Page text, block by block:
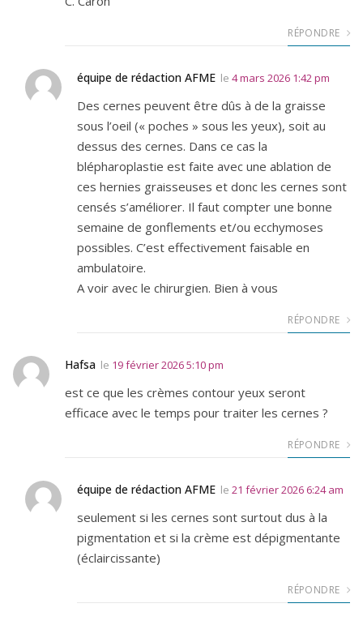
RÉPONDRE
équipe de rédaction AFME le 4 mars 2026 1:42 pm
Des cernes peuvent être dûs à de la graisse
sous l’oeil (« poches » sous les yeux), soit au
dessus des cernes. Dans ce cas la
blépharoplastie est faite avec une ablation de
ces hernies graisseuses et donc les cernes sont
censés s’améliorer. Il faut compter une bonne
semaine de gonflements et/ou ecchymoses
possibles. C’est effectivement faisable en
ambulatoire.
A voir avec le chirurgien. Bien à vous
RÉPONDRE
Hafsa le 19 février 2026 5:10 pm
est ce que les crèmes contour yeux seront
efficace avec le temps pour traiter les cernes ?
RÉPONDRE
équipe de rédaction AFME le 21 février 2026 6:24 am
seulement si les cernes sont surtout dus à la
pigmentation et si la crème est dépigmentante
(éclaircissante)
RÉPONDRE